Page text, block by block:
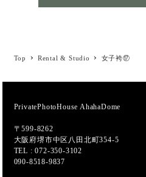
Top Rental & Studio 女子袴⑰
PrivatePhotoHouse AhahaDome
〒599-8262
大阪府堺市中区八田北町354-5
TEL : 072-350-3102
090-8518-9837